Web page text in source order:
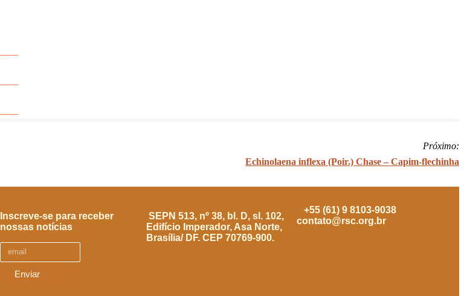
Próximo:
Echinolaena inflexa (Poir.) Chase – Capim-flechinha
Enviar
Inscreve-se para receber
nossas notícias
SEPN 513, nº 38, bl. D, sl. 102,
Edifício Imperador, Asa Norte,
Brasília/ DF. CEP 70769-900.
+55 (61) 9 8103-9038
contato@rsc.org.br